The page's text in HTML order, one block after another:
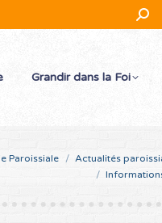
:
Grandir dans la Foi
Paroissiale Actualités